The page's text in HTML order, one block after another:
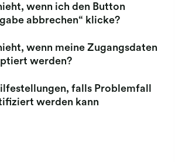
wenn ich den Button
abbrechen“ klicke?
wenn meine Zugangsdaten
werden?
falls Problemfall
werden kann